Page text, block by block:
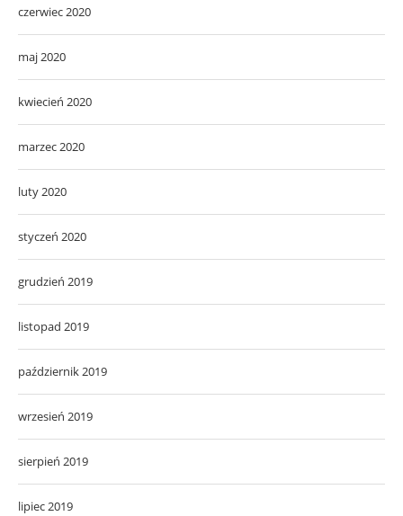
czerwiec 2020
maj 2020
kwiecień 2020
marzec 2020
luty 2020
styczeń 2020
grudzień 2019
listopad 2019
październik 2019
wrzesień 2019
sierpień 2019
lipiec 2019